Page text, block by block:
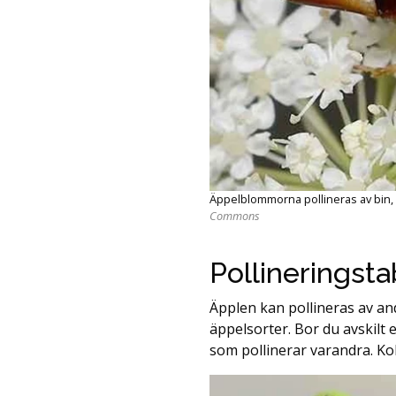
Äppelblommorna pollineras av
Commons
Äpplen kan pollineras av
äppelsorter. Bor du avskilt
som pollinerar varandra.